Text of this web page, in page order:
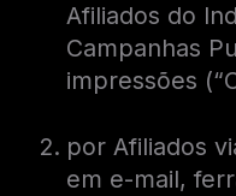
Afiliados do
Campanhas
impressões
por Afiliados
em e-mail,